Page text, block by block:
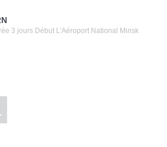
3 jours Début L'Aéroport National Minsk